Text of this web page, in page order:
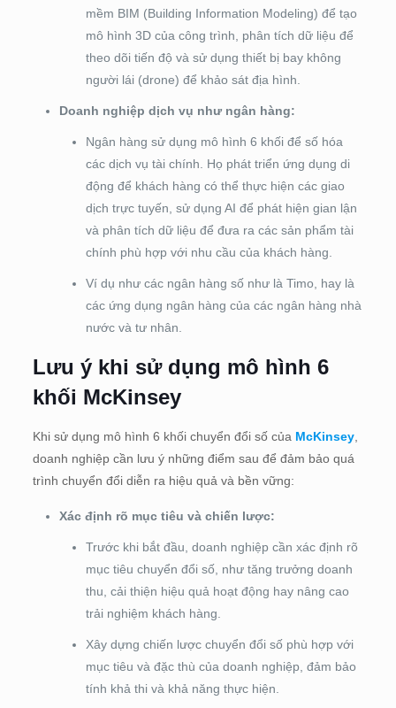
mềm BIM (Building Information Modeling) để tạo
mô hình 3D của công trình, phân tích dữ liệu để
theo dõi tiến độ và sử dụng thiết bị bay không
người lái (drone) để khảo sát địa hình.
Doanh nghiệp dịch vụ như ngân hàng:
Ngân hàng sử dụng mô hình 6 khối để số hóa
các dịch vụ tài chính. Họ phát triển ứng dụng di
động để khách hàng có thể thực hiện các giao
dịch trực tuyến, sử dụng AI để phát hiện gian lận
và phân tích dữ liệu để đưa ra các sản phẩm tài
chính phù hợp với nhu cầu của khách hàng.
Ví dụ như các ngân hàng số như là Timo, hay là
các ứng dụng ngân hàng của các ngân hàng nhà
nước và tư nhân.
Lưu ý khi sử dụng mô hình 6
khối McKinsey
Khi sử dụng mô hình 6 khối chuyển đổi số của McKinsey,
doanh nghiệp cần lưu ý những điểm sau để đảm bảo quá
trình chuyển đổi diễn ra hiệu quả và bền vững:
Xác định rõ mục tiêu và chiến lược:
Trước khi bắt đầu, doanh nghiệp cần xác định rõ
mục tiêu chuyển đổi số, như tăng trưởng doanh
thu, cải thiện hiệu quả hoạt động hay nâng cao
trải nghiệm khách hàng.
Xây dựng chiến lược chuyển đổi số phù hợp với
mục tiêu và đặc thù của doanh nghiệp, đảm bảo
tính khả thi và khả năng thực hiện.